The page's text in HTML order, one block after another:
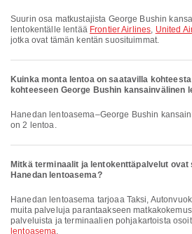
Suurin osa matkustajista George Bushin kansainvälinen lentoasema-
lentokentälle lentää Frontier Airlines, United
jotka ovat tämän kentän suosituimmat.
Kuinka monta lentoa on saatavilla
kohteeseen George Bushin kansainvälinen
Hanedan lentoasema–George Bushin kansainvälinen lentoasema välillä
on 2 lentoa.
Mitkä terminaalit ja lentokenttäpalvelut
Hanedan lentoasema?
Hanedan lentoasema tarjoaa Taksi, Autonvuokraus, Bussikuljetus ja monia
muita palveluja parantaakseen
palveluista ja terminaalien pohjakartoista
lentoasema.